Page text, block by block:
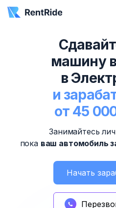
машину
в
и
от 45
Занимайтесь
пока ваш автомобиль
Начать